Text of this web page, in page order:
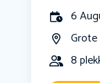
6
Grote
8